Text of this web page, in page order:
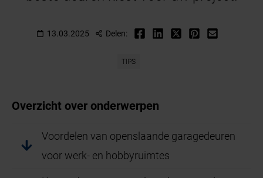
13.03.2025 Delen:
TIPS
Overzicht over onderwerpen
Voordelen van openslaande garagedeuren
voor werk- en hobbyruimtes